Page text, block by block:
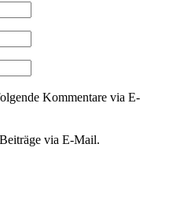
Kommentare via E-
via E-Mail.